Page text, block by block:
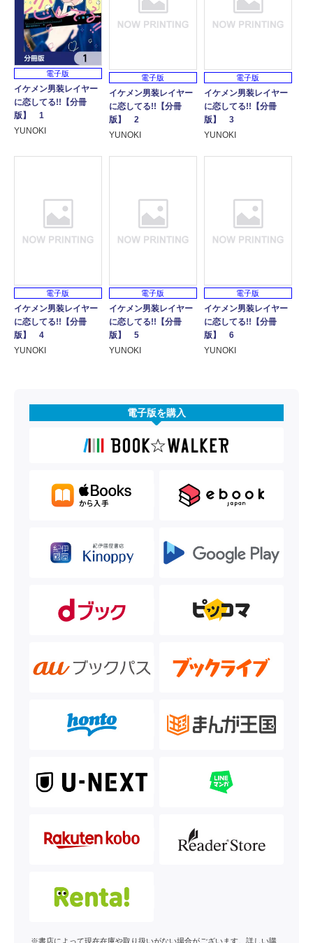
電子版
イケメン男装レイヤー
に恋してる!!【分冊
版】 1
YUNOKI
電子版
イケメン男装レイヤー
に恋してる!!【分冊
版】 2
YUNOKI
電子版
イケメン男装レイヤー
に恋してる!!【分冊
版】 3
YUNOKI
電子版
イケメン男装レイヤー
に恋してる!!【分冊
版】 4
YUNOKI
電子版
イケメン男装レイヤー
に恋してる!!【分冊
版】 5
YUNOKI
電子版
イケメン男装レイヤー
に恋してる!!【分冊
版】 6
YUNOKI
電子版を購入
※書店によって現在在庫や取り扱いがない場合がございます。詳しい購